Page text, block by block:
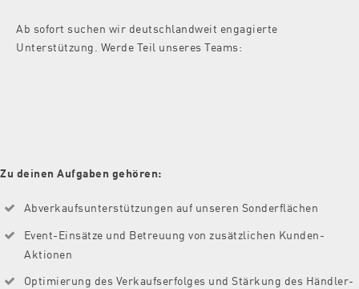
Ab sofort suchen wir deutschlandweit engagierte
Unterstützung. Werde Teil unseres Teams:
Zu deinen Aufgaben gehören:
Abverkaufsunterstützungen auf unseren Sonderflächen
Event-Einsätze und Betreuung von zusätzlichen Kunden-
Aktionen
Optimierung des Verkaufserfolges und Stärkung des Händler-